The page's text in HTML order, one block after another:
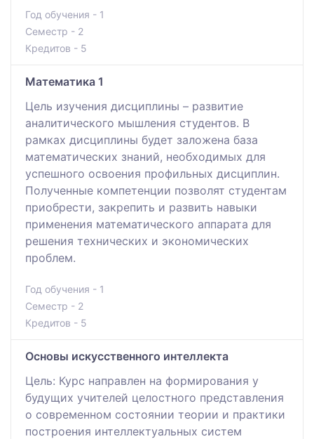
Год обучения - 1
Семестр - 2
Кредитов - 5
Математика 1
Цель изучения дисциплины – развитие
аналитического мышления студентов. В
рамках дисциплины будет заложена база
математических знаний, необходимых для
успешного освоения профильных дисциплин.
Полученные компетенции позволят студентам
приобрести, закрепить и развить навыки
применения математического аппарата для
решения технических и экономических
проблем.
Год обучения - 1
Семестр - 2
Кредитов - 5
Основы искусственного интеллекта
Цель: Курс направлен на формирования у
будущих учителей целостного представления
о современном состоянии теории и практики
построения интеллектуальных систем